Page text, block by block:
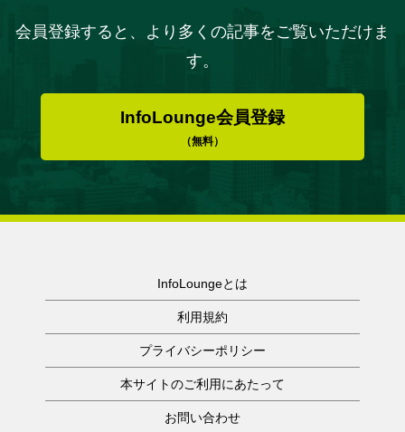
会員登録すると、より多くの記事をご覧いただけま
す。
InfoLounge会員登録
（無料）
InfoLoungeとは
利用規約
プライバシーポリシー
本サイトのご利用にあたって
お問い合わせ